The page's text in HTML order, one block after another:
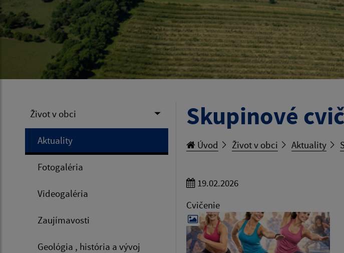
Život v obci
Aktuality
Fotogaléria
Videogaléria
Zaujímavosti
Geológia , história a vývoj
Skupinové
Úvod Život v obci Aktuality
19.02.2026
Cvičenie